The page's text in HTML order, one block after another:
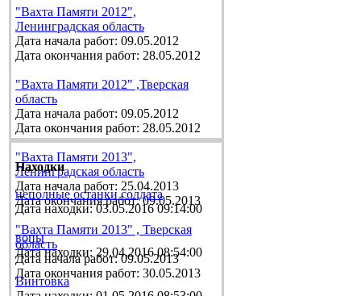
"Вахта Памяти 2012",
Ленинградская область
Дата начала работ: 09.05.2012
Дата окончания работ: 28.05.2012
"Вахта Памяти 2012" ,Тверская
область
Дата начала работ: 09.05.2012
Дата окончания работ: 28.05.2012
"Вахта Памяти 2013",
Ленинградская область
Дата начала работ: 25.04.2013
Дата окончания работ: 09.05.2013
"Вахта Памяти 2013" , Тверская
область
Дата начала работ: 09.05.2013
Дата окончания работ: 30.05.2013
Находки
неполные останки солдата
Дата находки: 03.05.2016 09:14:00
вопы
Дата находки: 29.04.2016 08:54:00
Винтовка